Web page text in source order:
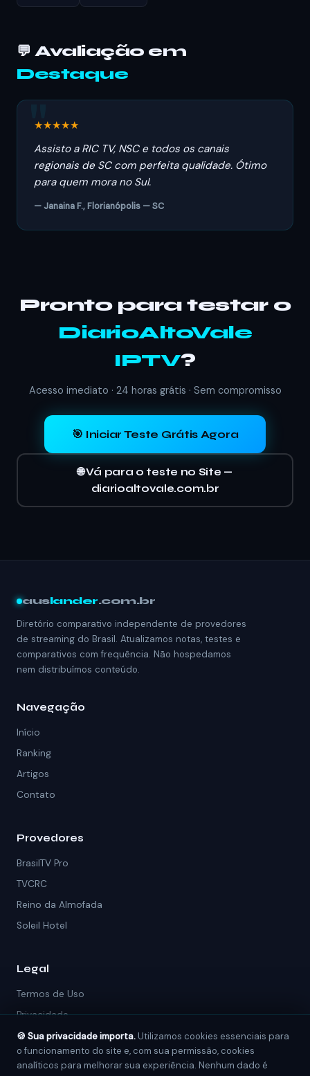
💬 Avaliação em
Destaque
★★★★★
Assisto a RIC TV, NSC e todos os canais
regionais de SC com perfeita qualidade. Ótimo
para quem mora no Sul.
— Janaina F., Florianópolis — SC
Pronto para testar o
DiarioAltoVale
IPTV?
Acesso imediato · 24 horas grátis · Sem compromisso
🎯 Iniciar Teste Grátis Agora
🌐 Vá para o teste no Site —
diarioaltovale.com.br
auslander.com.br
Diretório comparativo independente de provedores
de streaming do Brasil. Atualizamos notas, testes e
comparativos com frequência. Não hospedamos
nem distribuímos conteúdo.
Navegação
Início
Ranking
Artigos
Contato
Provedores
BrasilTV Pro
TVCRC
Reino da Almofada
Soleil Hotel
Legal
Termos de Uso
Privacidade
Contato
🍪 Sua privacidade importa. Utilizamos cookies essenciais para
o funcionamento do site e, com sua permissão, cookies
analíticos para melhorar sua experiência. Nenhum dado é